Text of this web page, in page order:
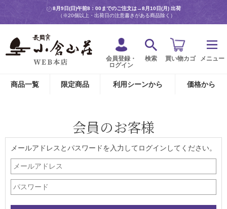
8月9日(日)午前8：00までのご注文は→8月10日(月) 出荷
（※20個以上・出荷日の注意書きがある商品除く）
会員登録・
ログイン
検索 買い物カゴ メニュー
商品一覧 限定商品 利用シーンから 価格から
会員のお客様
メールアドレスとパスワードを入力してログインしてください。